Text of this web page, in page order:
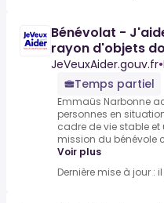
Bénévolat -
rayon d'objets
JeVeuxAider.gouv.fr•
Temps partiel
Emmaüs Narbonne
personnes en
cadre de vie stable
mission du bénévole
Voir plus
Dernière mise à jour :